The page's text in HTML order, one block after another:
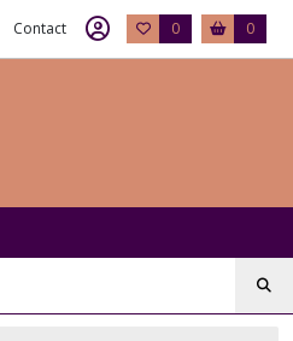
Contact 0 0